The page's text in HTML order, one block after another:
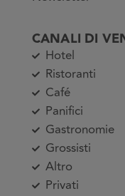
CANALI DI
Hotel
Ristoranti
Café
Panifici
Gastronomie
Grossisti
Altro
Privati